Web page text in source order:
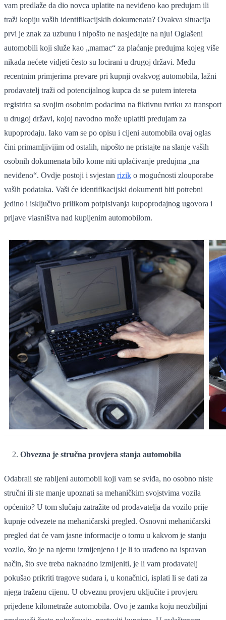
vam predlaže da dio novca uplatite na neviđeno kao predujam ili
traži kopiju vaših identifikacijskih dokumenata? Ovakva situacija
prvi je znak za uzbunu i nipošto ne nasjedajte na nju! Oglašeni
automobili koji služe kao „mamac“ za plaćanje predujma kojeg više
nikada nećete vidjeti često su locirani u drugoj državi. Među
recentnim primjerima prevare pri kupnji ovakvog automobila, lažni
prodavatelj traži od potencijalnog kupca da se putem intereta
registrira sa svojim osobnim podacima na fiktivnu tvrtku za transport
u drugoj državi, kojoj navodno može uplatiti predujam za
kupoprodaju. Iako vam se po opisu i cijeni automobila ovaj oglas
čini primamljivijim od ostalih, nipošto ne pristajte na slanje vaših
osobnih dokumenata bilo kome niti uplaćivanje predujma „na
neviđeno“. Ovdje postoji i svjestan rizik o mogućnosti zlouporabe
vaših podataka. Vaši će identifikacijski dokumenti biti potrebni
jedino i isključivo prilikom potpisivanja kupoprodajnog ugovora i
prijave vlasništva nad kupljenim automobilom.
Obvezna je stručna provjera stanja automobila
Odabrali ste rabljeni automobil koji vam se sviđa, no osobno niste
stručni ili ste manje upoznati sa mehaničkim svojstvima vozila
općenito? U tom slučaju zatražite od prodavatelja da vozilo prije
kupnje odvezete na mehaničarski pregled. Osnovni mehaničarski
pregled dat će vam jasne informacije o tomu u kakvom je stanju
vozilo, što je na njemu izmijenjeno i je li to urađeno na ispravan
način, što sve treba naknadno izmijeniti, je li vam prodavatelj
pokušao prikriti tragove sudara i, u konačnici, isplati li se dati za
njega traženu cijenu. U obveznu provjeru uključite i provjeru
prijeđene kilometraže automobila. Ovo je zamka koju neozbiljni